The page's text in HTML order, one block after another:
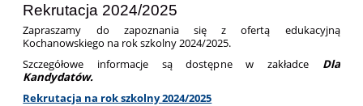
Rekrutacja 2024/2025
Zapraszamy do zapoznania się z ofertą edukacyjną
Kochanowskiego na rok szkolny 2024/2025.
Szczegółowe informacje są dostępne w zakładce
Dla
Kandydatów.
Rekrutacja na rok szkolny 2024/2025